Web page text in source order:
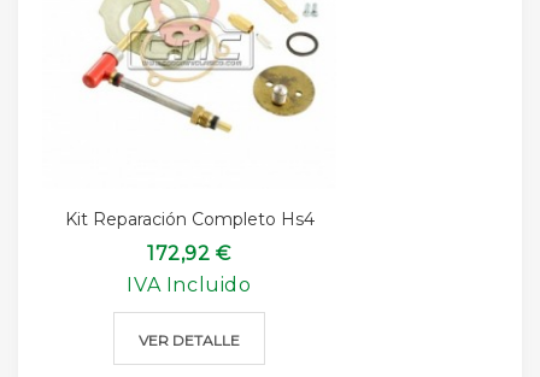
Kit Reparación Completo Hs4
172,92 €
IVA Incluido
VER DETALLE